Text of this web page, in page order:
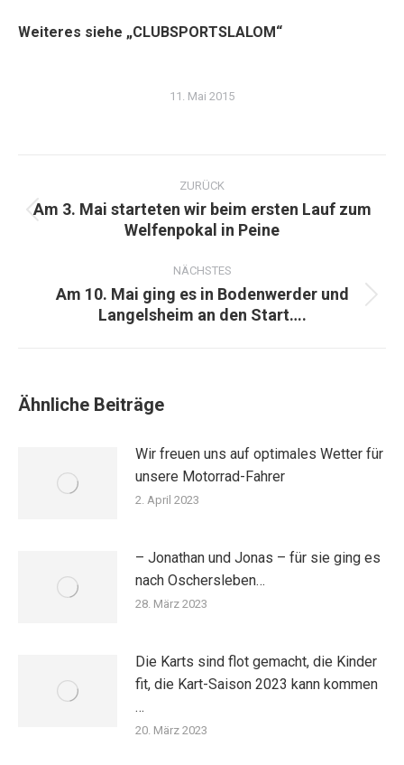
Weiteres siehe „CLUBSPORTSLALOM“
11. Mai 2015
ZURÜCK
Vorheriger
Beitrag:
Am 3. Mai starteten wir beim ersten Lauf zum
Welfenpokal in Peine
NÄCHSTES
Nächster
Beitrag:
Am 10. Mai ging es in Bodenwerder und
Langelsheim an den Start….
Ähnliche Beiträge
Wir freuen uns auf optimales Wetter für
unsere Motorrad-Fahrer
2. April 2023
– Jonathan und Jonas – für sie ging es
nach Oschersleben…
28. März 2023
Die Karts sind flot gemacht, die Kinder
fit, die Kart-Saison 2023 kann kommen
…
20. März 2023